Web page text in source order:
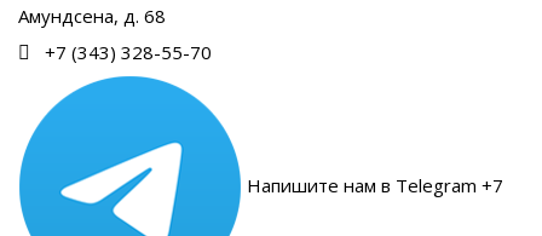
Амундсена, д. 68
+7 (343) 328-55-70
Напишите нам в Telegram +7